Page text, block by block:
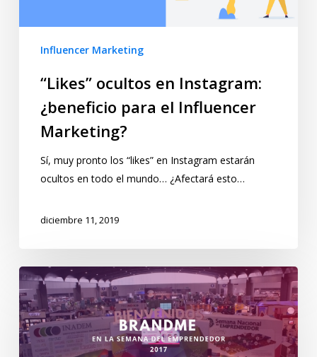
Influencer Marketing
“Likes” ocultos en Instagram:
¿beneficio para el Influencer
Marketing?
Sí, muy pronto los “likes” en Instagram estarán
ocultos en todo el mundo… ¿Afectará esto…
diciembre 11, 2019